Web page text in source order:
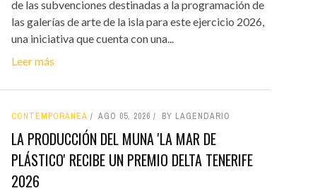
de las subvenciones destinadas a la programación de
las galerías de arte de la isla para este ejercicio 2026,
una iniciativa que cuenta con una...
Leer más
CONTEMPORÁNEA AGO 05, 2026 BY LAGENDARIO
LA PRODUCCIÓN DEL MUNA 'LA MAR DE
PLÁSTICO' RECIBE UN PREMIO DELTA TENERIFE
2026